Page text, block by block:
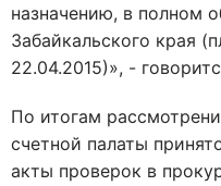
назначению, в полном
Забайкальского края
22.04.2015)», -
По итогам
счетной палаты
акты проверок в